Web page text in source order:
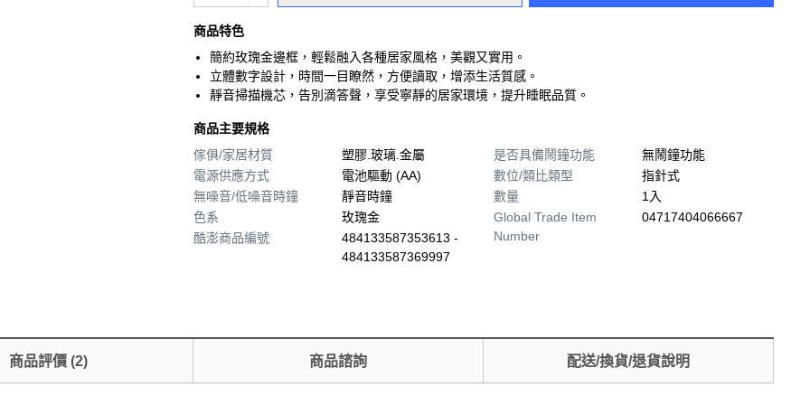
商品特色
簡約玫瑰金邊框，輕鬆融入各種居家風格，美觀又實用。
立體數字設計，時間一目瞭然，方便讀取，增添生活質感。
靜音掃描機芯，告別滴答聲，享受寧靜的居家環境，提升睡眠品質。
商品主要規格
傢俱/家居材質
塑膠.玻璃.金屬
電源供應方式
電池驅動 (AA)
無噪音/低噪音時鐘
靜音時鐘
色系
玫瑰金
酷澎商品編號
484133587353613 -
484133587369997
是否具備鬧鐘功能
無鬧鐘功能
數位/類比類型
指針式
數量
1入
Global Trade Item
Number
04717404066667
商品評價(2) 商品諮詢 配送/換貨/退貨說明